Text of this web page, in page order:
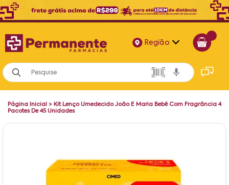
Região
Alagoas
Bahia
Página Inicial > Kit Lenço Umedecido João E Maria Bebê Com Fragrância 4
Pacotes De 45 Unidades